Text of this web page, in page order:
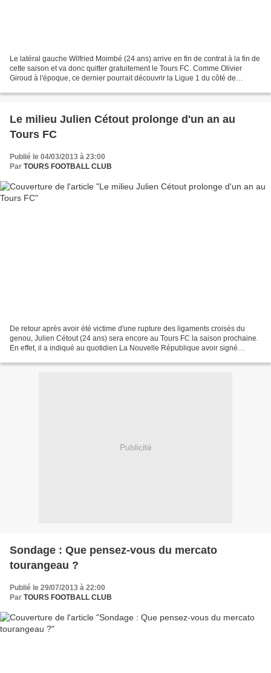
Le latéral gauche Wilfried Moimbé (24 ans) arrive en fin de contrat à la fin de
cette saison et va donc quitter gratuitement le Tours FC. Comme Olivier
Giroud à l'époque, ce dernier pourrait découvrir la Ligue 1 du côté de
Le milieu Julien Cétout prolonge d'un an au
Tours FC
Publié le 04/03/2013 à 23:00
Par TOURS FOOTBALL CLUB
De retour après avoir été victime d'une rupture des ligaments croisés du
genou, Julien Cétout (24 ans) sera encore au Tours FC la saison prochaine.
En effet, il a indiqué au quotidien La Nouvelle République avoir signé
Publicité
Sondage : Que pensez-vous du mercato
tourangeau ?
Publié le 29/07/2013 à 22:00
Par TOURS FOOTBALL CLUB